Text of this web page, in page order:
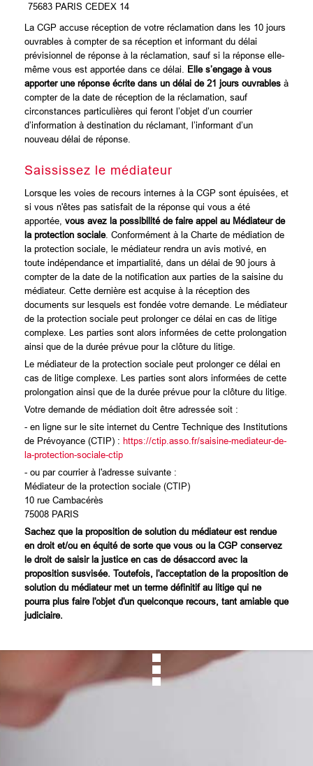
75683 PARIS CEDEX 14
La CGP accuse réception de votre réclamation dans les 10 jours
ouvrables à compter de sa réception et informant du délai
prévisionnel de réponse à la réclamation, sauf si la réponse elle-
même vous est apportée dans ce délai. Elle s’engage à vous
apporter une réponse écrite dans un délai de 21 jours ouvrables à
compter de la date de réception de la réclamation, sauf
circonstances particulières qui feront l’objet d’un courrier
d’information à destination du réclamant, l’informant d’un
nouveau délai de réponse.
Saississez le médiateur
Lorsque les voies de recours internes à la CGP sont épuisées, et
si vous n'êtes pas satisfait de la réponse qui vous a été
apportée, vous avez la possibilité de faire appel au Médiateur de
la protection sociale. Conformément à la Charte de médiation de
la protection sociale, le médiateur rendra un avis motivé, en
toute indépendance et impartialité, dans un délai de 90 jours à
compter de la date de la notification aux parties de la saisine du
médiateur. Cette dernière est acquise à la réception des
documents sur lesquels est fondée votre demande. Le médiateur
de la protection sociale peut prolonger ce délai en cas de litige
complexe. Les parties sont alors informées de cette prolongation
ainsi que de la durée prévue pour la clôture du litige.
Le médiateur de la protection sociale peut prolonger ce délai en
cas de litige complexe. Les parties sont alors informées de cette
prolongation ainsi que de la durée prévue pour la clôture du litige.
Votre demande de médiation doit être adressée soit :
- en ligne sur le site internet du Centre Technique des Institutions
de Prévoyance (CTIP) : https://ctip.asso.fr/saisine-mediateur-de-
la-protection-sociale-ctip
- ou par courrier à l'adresse suivante :
Médiateur de la protection sociale (CTIP)
10 rue Cambacérès
75008 PARIS
Sachez que la proposition de solution du médiateur est rendue
en droit et/ou en équité de sorte que vous ou la CGP conservez
le droit de saisir la justice en cas de désaccord avec la
proposition susvisée. Toutefois, l'acceptation de la proposition de
solution du médiateur met un terme définitif au litige qui ne
pourra plus faire l'objet d'un quelconque recours, tant amiable que
judiciaire.